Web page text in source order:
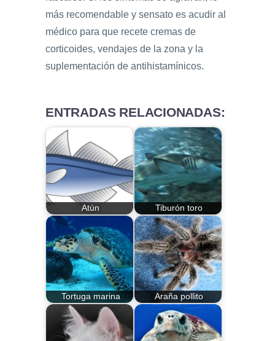
más recomendable y sensato es acudir al
médico para que recete cremas de
corticoides, vendajes de la zona y la
suplementación de antihistamínicos.
ENTRADAS RELACIONADAS:
Atún Tiburón toro
Tortuga marina Araña pollito